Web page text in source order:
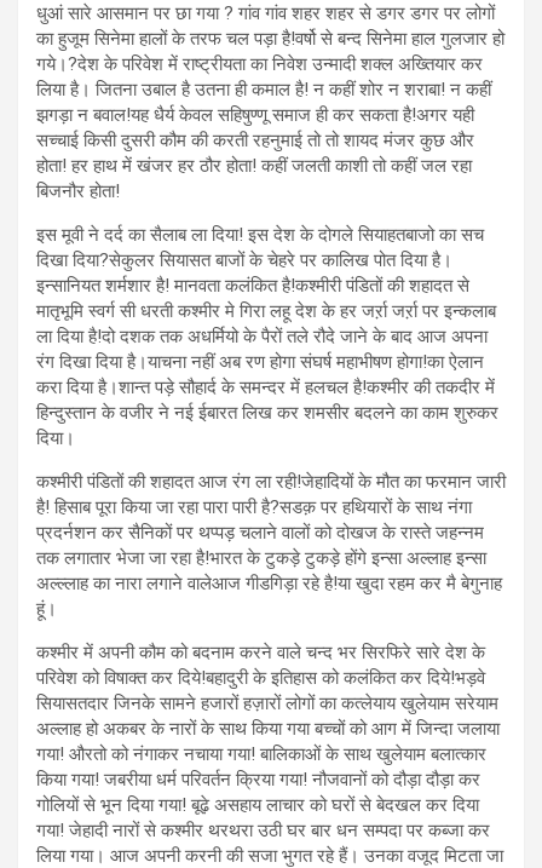
धुआं सारे आसमान पर छा गया ? गांव गांव शहर शहर से डगर डगर पर लोगों
का हुजूम सिनेमा हालों के तरफ चल पड़ा है!वर्षो से बन्द सिनेमा हाल गुलजार हो
गये।?देश के परिवेश में राष्ट्रीयता का निवेश उन्मादी शक्ल अख्तियार कर
लिया है। जितना उबाल है उतना ही कमाल है! न कहीं शोर न शराबा! न कहीं
झगड़ा न बवाल!यह धैर्य केवल सहिषुण्णू समाज ही कर सकता है!अगर यही
सच्चाई किसी दुसरी कौम की करती रहनुमाई तो तो शायद मंजर कुछ और
होता! हर हाथ में खंजर हर ठौर होता! कहीं जलती काशी तो कहीं जल रहा
बिजनौर होता!
इस मूवी ने दर्द का सैलाब ला दिया! इस देश के दोगले सियाहतबाजो का सच
दिखा दिया?सेकुलर सियासत बाजों के चेहरे पर कालिख पोत दिया है।
इन्सानियत शर्मशार है! मानवता कलंकित है!कश्मीरी पंडितों की शहादत से
मातृभूमि स्वर्ग सी धरती कश्मीर मे गिरा लहू देश के हर जर्ऱा जर्ऱा पर इन्कलाब
ला दिया है!दो दशक तक अधर्मियो के पैरों तले रौदे जाने के बाद आज अपना
रंग दिखा दिया है।याचना नहीं अब रण होगा संघर्ष महाभीषण होगा!का ऐलान
करा दिया है।शान्त पड़े सौहार्द के समन्दर में हलचल है!कश्मीर की तकदीर में
हिन्दुस्तान के वजीर ने नई ईबारत लिख कर शमसीर बदलने का काम शुरुकर
दिया।
कश्मीरी पंडितों की शहादत आज रंग ला रही!जेहादियों के मौत का फरमान जारी
है! हिसाब पूरा किया जा रहा पारा पारी है?सडक़ पर हथियारों के साथ नंगा
प्रदर्नशन कर सैनिकों पर थप्पड़ चलाने वालों को दोखज के रास्ते जहन्नम
तक लगातार भेजा जा रहा है!भारत के टुकड़े टुकड़े होंगे इन्सा अल्लाह इन्सा
अल्ल्लाह का नारा लगाने वालेआज गीडगिड़ा रहे है!या खुदा रहम कर मै बेगुनाह
हूं।
कश्मीर में अपनी कौम को बदनाम करने वाले चन्द भर सिरफिरे सारे देश के
परिवेश को विषाक्त कर दिये!बहादुरी के इतिहास को कलंकित कर दिये!भड़वे
सियासतदार जिनके सामने हजारों हज़ारों लोगों का कत्लेयाय खुलेयाम सरेयाम
अल्लाह हो अकबर के नारों के साथ किया गया बच्चों को आग में जिन्दा जलाया
गया! औरतो को नंगाकर नचाया गया! बालिकाओं के साथ खुलेयाम बलात्कार
किया गया! जबरीया धर्म परिवर्तन क्रिया गया! नौजवानों को दौड़ा दौड़ा कर
गोलियों से भून दिया गया! बूढ़े असहाय लाचार को घरों से बेदखल कर दिया
गया! जेहादी नारों से कश्मीर थरथरा उठी घर बार धन सम्पदा पर कब्जा कर
लिया गया। आज अपनी करनी की सजा भुगत रहे हैं। उनका वजूद मिटता जा